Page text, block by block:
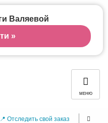
МЕНЮ
📍 Отследить свой заказ
Валяевой
»